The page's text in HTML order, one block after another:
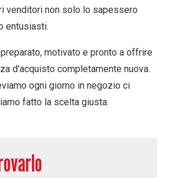
venditori non solo lo sapessero
entusiasti.
motivato e pronto a offrire
d'acquisto completamente nuova.
ogni giorno in negozio ci
fatto la scelta giusta.